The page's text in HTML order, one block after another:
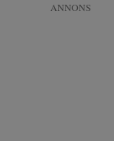
ANNONS